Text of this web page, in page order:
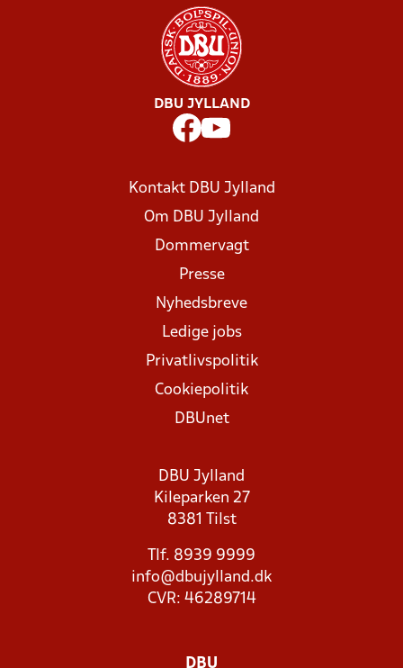
DBU JYLLAND
Kontakt DBU Jylland
Om DBU Jylland
Dommervagt
Presse
Nyhedsbreve
Ledige jobs
Privatlivspolitik
Cookiepolitik
DBUnet
DBU Jylland
Kileparken 27
8381 Tilst
Tlf. 8939 9999
info@dbujylland.dk
CVR: 46289714
DBU